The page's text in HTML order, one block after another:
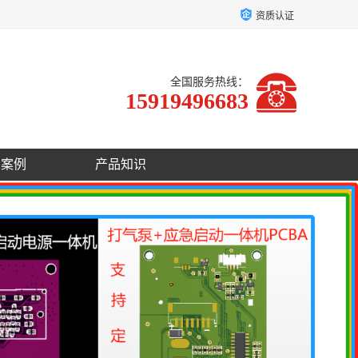
资质认证
全国服务热线：
15919496683
例 产品知识